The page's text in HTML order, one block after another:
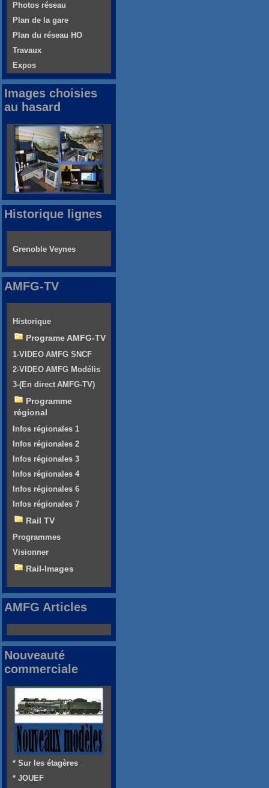
Photos réseau
Plan de la gare
Plan du réseau HO
Travaux
Expos
Images choisies
au hasard
Historique lignes
Grenoble Veynes
AMFG-TV
Historique
Programe AMFG-TV
1-VIDEO AMFG SNCF
2-VIDEO AMFG Modélis
3-(En direct AMFG-TV)
Programme
régional
Infos régionales 1
Infos régionales 2
Infos régionales 3
Infos régionales 4
Infos régionales 6
Infos régionales 7
Rail TV
Programmes
Visionner
Rail-Images
AMFG Articles
Nouveauté
commerciale
* Sur les étagères
* JOUEF